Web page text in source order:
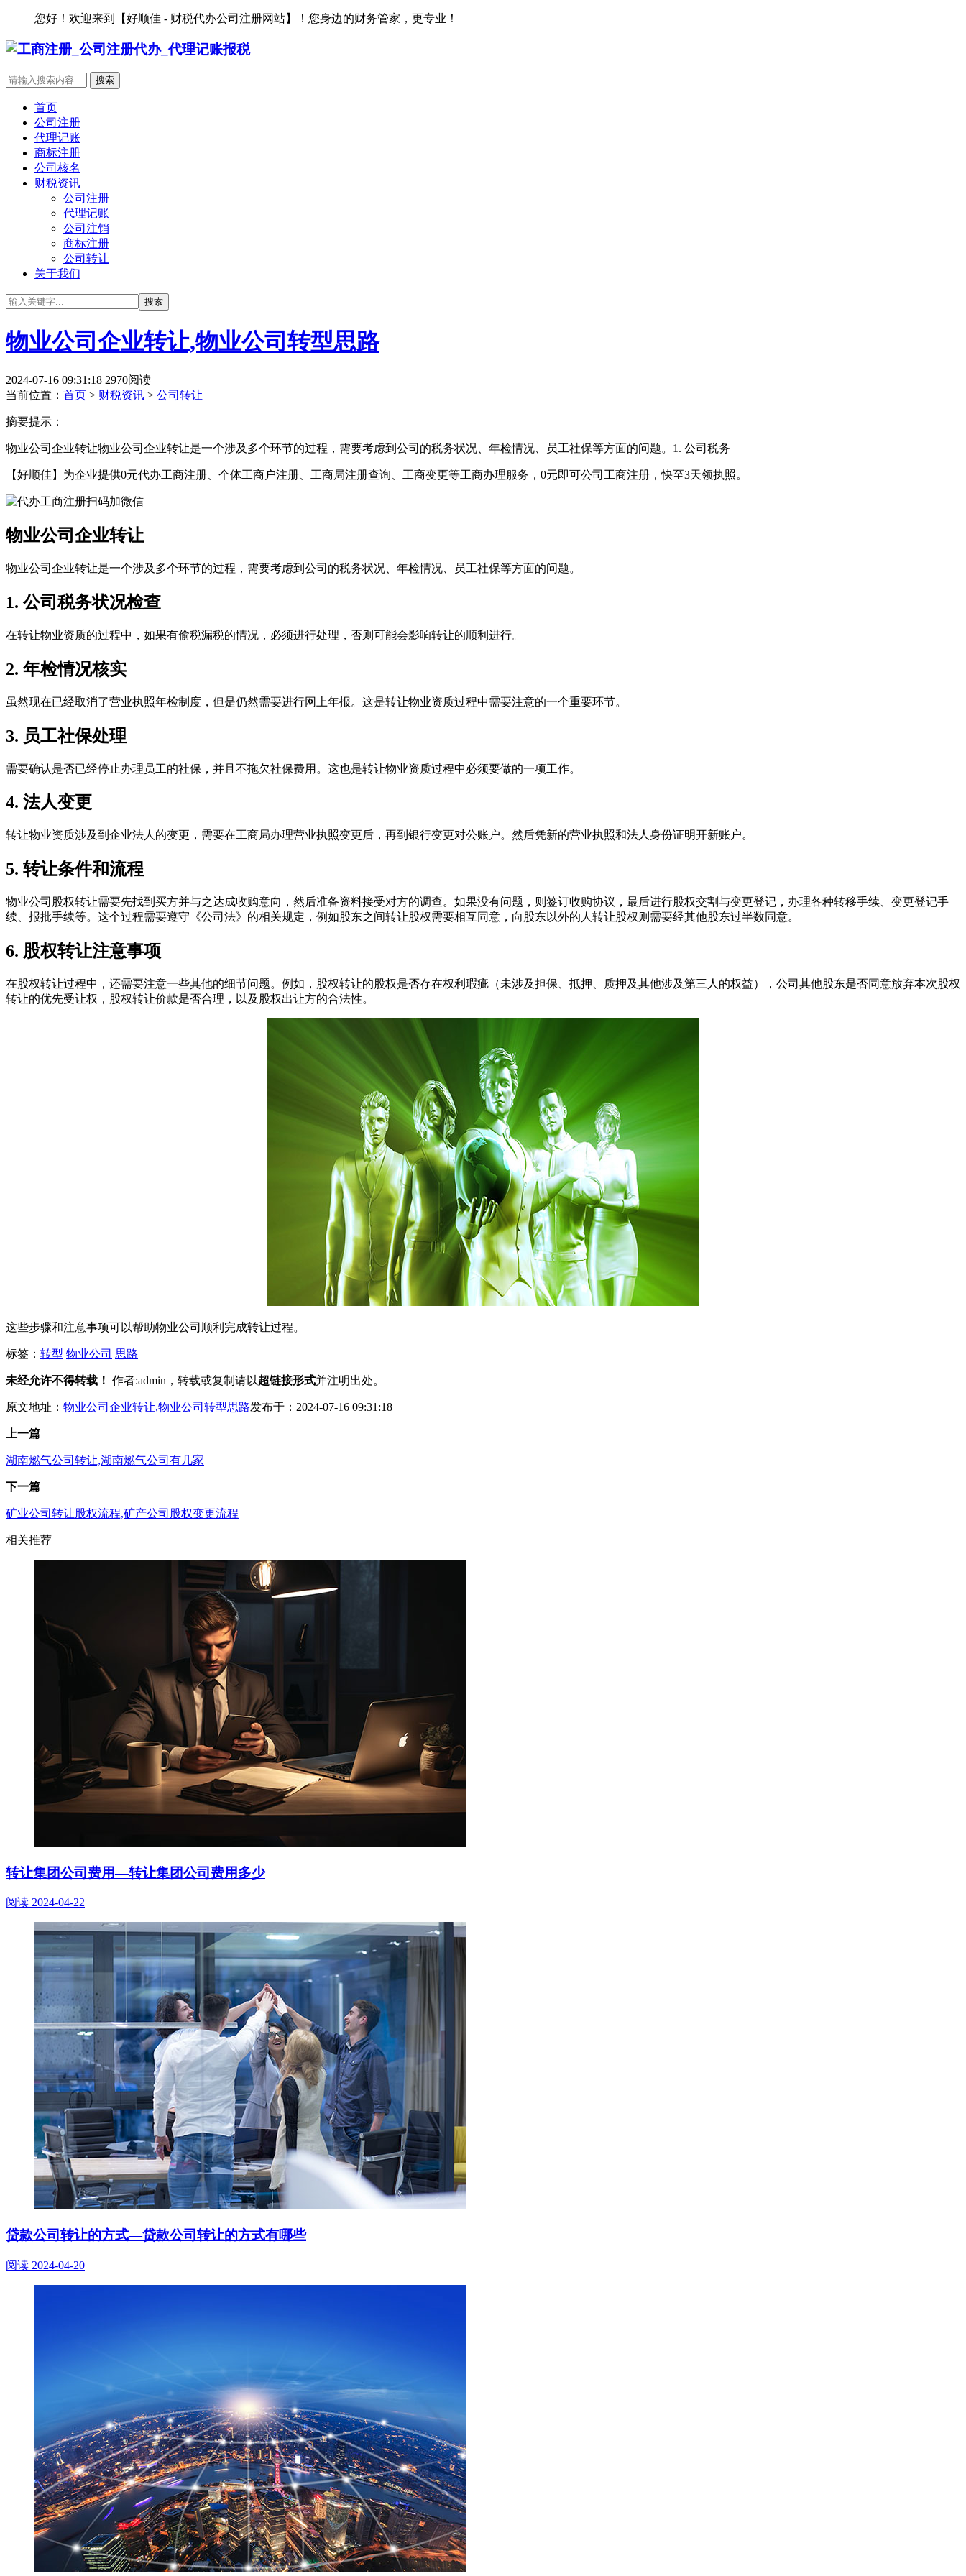
您好！欢迎来到【好顺佳 - 财税代办公司注册网站】！您身边的财务管家，更专业！
首页
公司注册
代理记账
商标注册
公司核名
财税资讯
公司注册
代理记账
公司注销
商标注册
公司转让
关于我们
物业公司企业转让,物业公司转型思路
2024-07-16 09:31:18 2970阅读
当前位置： 首页 > 财税资讯 > 公司转让
摘要提示：
物业公司企业转让物业公司企业转让是一个涉及多个环节的过程，需要考虑到公司的税务状况、年检情况、员工社保等方面的问题。1. 公司税务
【好顺佳】为企业提供0元代办工商注册、个体工商户注册、工商局注册查询、工商变更等工商办理服务，0元即可公司工商注册，快至3天领执照。
物业公司企业转让
物业公司企业转让是一个涉及多个环节的过程，需要考虑到公司的税务状况、年检情况、员工社保等方面的问题。
1. 公司税务状况检查
在转让物业资质的过程中，如果有偷税漏税的情况，必须进行处理，否则可能会影响转让的顺利进行。
2. 年检情况核实
虽然现在已经取消了营业执照年检制度，但是仍然需要进行网上年报。这是转让物业资质过程中需要注意的一个重要环节。
3. 员工社保处理
需要确认是否已经停止办理员工的社保，并且不拖欠社保费用。这也是转让物业资质过程中必须要做的一项工作。
4. 法人变更
转让物业资质涉及到企业法人的变更，需要在工商局办理营业执照变更后，再到银行变更对公账户。然后凭新的营业执照和法人身份证明开新账户。
5. 转让条件和流程
物业公司股权转让需要先找到买方并与之达成收购意向，然后准备资料接受对方的调查。如果没有问题，则签订收购协议，最后进行股权交割与变更登记，办理各种转移手续、变更登记手
续、报批手续等。这个过程需要遵守《公司法》的相关规定，例如股东之间转让股权需要相互同意，向股东以外的人转让股权则需要经其他股东过半数同意。
6. 股权转让注意事项
在股权转让过程中，还需要注意一些其他的细节问题。例如，股权转让的股权是否存在权利瑕疵（未涉及担保、抵押、质押及其他涉及第三人的权益），公司其他股东是否同意放弃本次股权
转让的优先受让权，股权转让价款是否合理，以及股权出让方的合法性。
这些步骤和注意事项可以帮助物业公司顺利完成转让过程。
标签： 转型 物业公司 思路
未经允许不得转载！ 作者:admin，转载或复制请以超链接形式并注明出处。
原文地址： 物业公司企业转让,物业公司转型思路发布于：2024-07-16 09:31:18
上一篇
湖南燃气公司转让,湖南燃气公司有几家
下一篇
矿业公司转让股权流程,矿产公司股权变更流程
相关推荐
转让集团公司费用—转让集团公司费用多少
阅读 2024-04-22
贷款公司转让的方式—贷款公司转让的方式有哪些
阅读 2024-04-20